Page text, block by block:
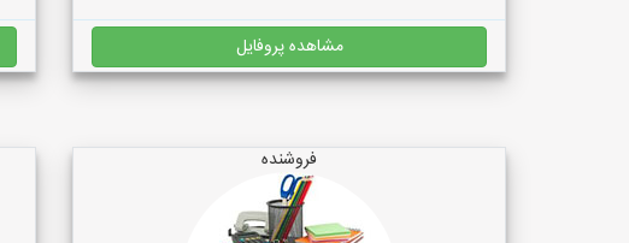
مشاهده پروفایل
فروشنده